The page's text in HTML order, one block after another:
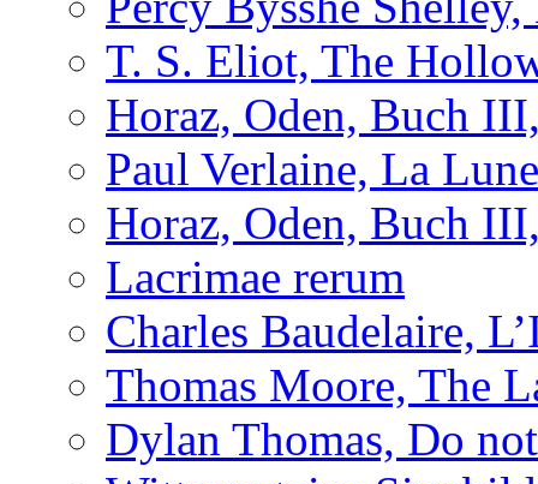
T. S. Eliot, The
Horaz, Oden, Buch
Paul Verlaine, La
Horaz, Oden, Buch
Lacrimae rerum
Charles Baudelaire,
Thomas Moore, The
Dylan Thomas, Do